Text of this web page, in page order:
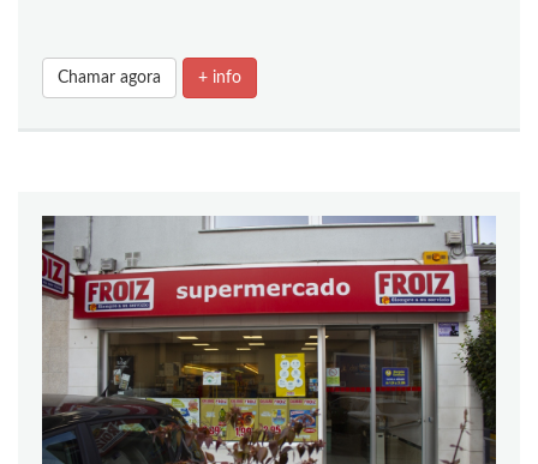
Chamar agora + info